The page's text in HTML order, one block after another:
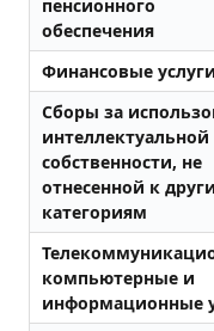
пенсионного
обеспечения
Финансовые услуги
Сборы за
интеллектуальной
собственности, не
отнесенной к
категориям
компьютерные и
информационные